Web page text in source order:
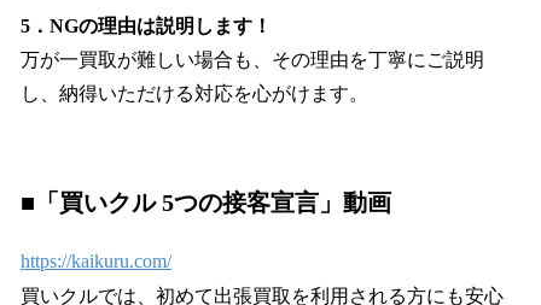
5．NGの理由は説明します！
万が一買取が難しい場合も、その理由を丁寧にご説明
し、納得いただける対応を心がけます。
■「買いクル 5つの接客宣言」動画
https://kaikuru.com/
買いクルでは、初めて出張買取を利用される方にも安心